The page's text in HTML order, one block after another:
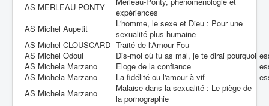
AS MERLEAU-PONTY
expériences
AS Michel Aupetit
L'homme, le sexe et Dieu : Pour une
sexualité plus humaine
AS Michel CLOUSCARD Traité de l'Amour-Fou
AS Michel Odoul
Dis-moi où tu as mal, je te dirai pourquoi
AS Michela Marzano
Eloge de la confiance
AS Michela Marzano
La fidélité ou l'amour à vif
AS Michela Marzano
Malaise dans la sexualité : Le piège de
la pornographie